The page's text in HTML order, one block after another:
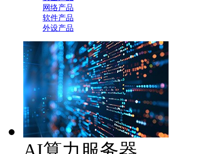
网络产品
软件产品
外设产品